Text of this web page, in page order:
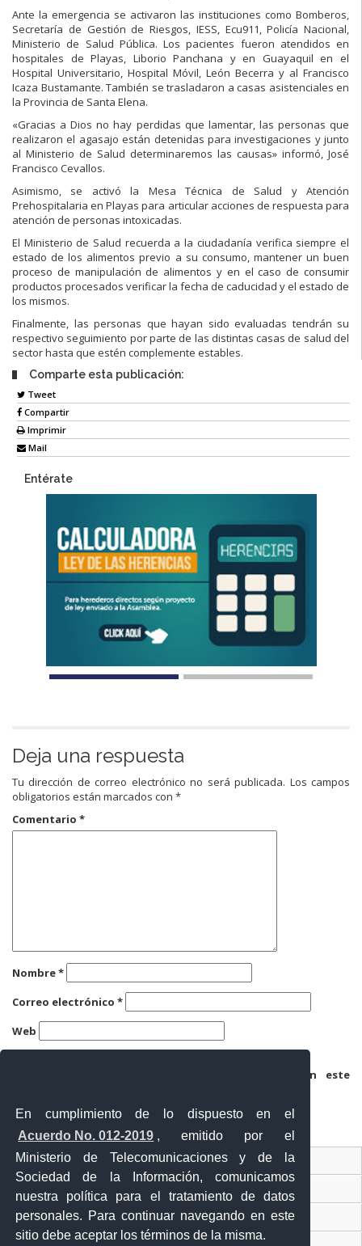
En cumplimiento de lo dispuesto en el
Acuerdo No. 012-2019 , emitido por el
Ministerio de Telecomunicaciones y de la
Sociedad de la Información, comunicamos
nuestra política para el tratamiento de datos
personales. Para continuar navegando en este
sitio debe aceptar los términos de la misma.
Ante la emergencia se activaron las instituciones como Bomberos,
Secretaría de Gestión de Riesgos, IESS, Ecu911, Policía Nacional,
Ministerio de Salud Pública. Los pacientes fueron atendidos en
hospitales de Playas, Liborio Panchana y en Guayaquil en el
Hospital Universitario, Hospital Móvil, León Becerra y al Francisco
Icaza Bustamante. También se trasladaron a casas asistenciales en
la Provincia de Santa Elena.
«Gracias a Dios no hay perdidas que lamentar, las personas que
realizaron el agasajo están detenidas para investigaciones y junto
al Ministerio de Salud determinaremos las causas» informó, José
Francisco Cevallos.
Asimismo, se activó la Mesa Técnica de Salud y Atención
Prehospitalaria en Playas para articular acciones de respuesta para
atención de personas intoxicadas.
El Ministerio de Salud recuerda a la ciudadanía verifica siempre el
estado de los alimentos previo a su consumo, mantener un buen
proceso de manipulación de alimentos y en el caso de consumir
productos procesados verificar la fecha de caducidad y el estado de
los mismos.
Finalmente, las personas que hayan sido evaluadas tendrán su
respectivo seguimiento por parte de las distintas casas de salud del
sector hasta que estén complemente estables.
Comparte esta publicación:
Tweet
Compartir
Imprimir
Mail
Entérate
Deja una respuesta
Tu dirección de correo electrónico no será publicada. Los campos
obligatorios están marcados con *
Comentario *
Nombre*
Correo electrónico *
Web
Guarda mi nombre, correo electrónico y web en este
Ventanilla Única Virtual
Ventanilla Única de Comercio Exterior
Gobierno Abierto